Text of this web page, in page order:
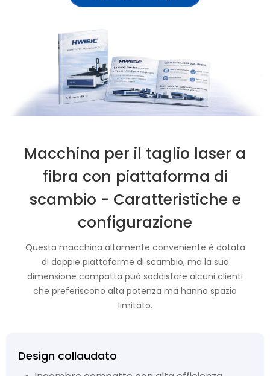
Macchina per il taglio laser a
fibra con piattaforma di
scambio - Caratteristiche e
configurazione
Questa macchina altamente conveniente è dotata
di doppie piattaforme di scambio, ma la sua
dimensione compatta può soddisfare alcuni clienti
che preferiscono alta potenza ma hanno spazio
limitato.
Design collaudato